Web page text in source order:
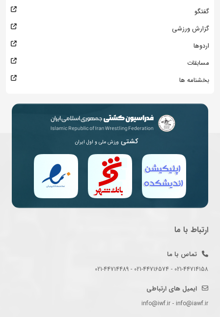
گفتگو
گزارش ورزشی
اردوها
مسابقات
بخشنامه ها
کشتی ورزش ملی و اول ایران
ارتباط با ما
تماس با ما
021-44714158 - 021-44716574 - 021-44714489
ایمیل های ارتباطی
info@iwf.ir - info@iawf.ir